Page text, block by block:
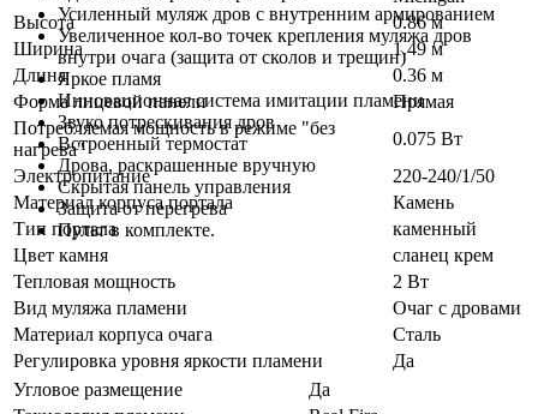
Усиленный муляж дров с внутренним армированием
Увеличенное кол-во точек крепления муляжа дров
внутри очага (защита от сколов и трещин)
Яркое пламя
Инновационная система имитации пламени
Звуко потрескивания дров
Встроенный термостат
Дрова, раскрашенные вручную
Скрытая панель управления
Защита от перегрева
Пульт в комплекте.
Высота
0.86 м
Ширина
1.49 м
Длина
0.36 м
Форма лицевой панели
Прямая
Потребляемая мощность в режиме "без
нагрева"
0.075 Вт
Электропитание
220-240/1/50
Материал корпуса портала
Камень
Тип портала
каменный
Цвет камня
сланец крем
Тепловая мощность
2 Вт
Вид муляжа пламени
Очаг с дровами
Материал корпуса очага
Сталь
Регулировка уровня яркости пламени
Да
Угловое размещение
Да